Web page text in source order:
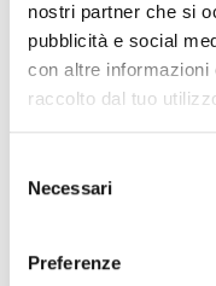
nostri partner che si
pubblicità e social
con altre informazioni
raccolto dal tuo
delNecessari
Preferenze